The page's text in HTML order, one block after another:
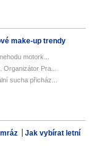
make-up trendy
motork...
Pra...
sucha přicház...
Jak vybírat letní